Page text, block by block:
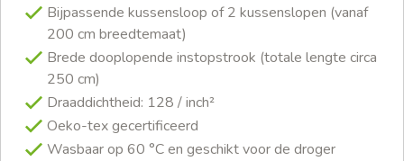
Bijpassende kussensloop of 2 kussenslopen (vanaf
200 cm breedtemaat)
Brede dooplopende instopstrook (totale lengte circa
250 cm)
Draaddichtheid: 128 / inch²
Oeko-tex gecertificeerd
Wasbaar op 60 °C en geschikt voor de droger